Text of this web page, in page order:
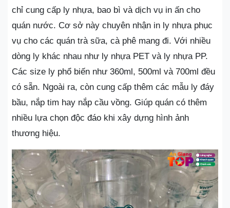
chỉ cung cấp ly nhựa, bao bì và dịch vụ in ấn cho
quán nước. Cơ sở này chuyên nhận in ly nhựa phục
vụ cho các quán trà sữa, cà phê mang đi. Với nhiều
dòng ly khác nhau như ly nhựa PET và ly nhựa PP.
Các size ly phổ biến như 360ml, 500ml và 700ml đều
có sẵn. Ngoài ra, còn cung cấp thêm các mẫu ly đáy
bầu, nắp tim hay nắp cầu vồng. Giúp quán có thêm
nhiều lựa chọn độc đáo khi xây dựng hình ảnh
thương hiệu.